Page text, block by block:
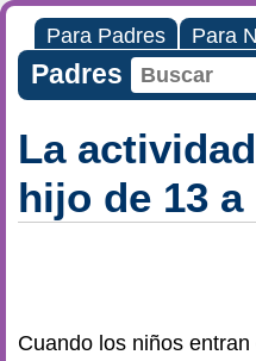
Para Padres Para
Padres
La
hijo de 13 a
Cuando los niños entran